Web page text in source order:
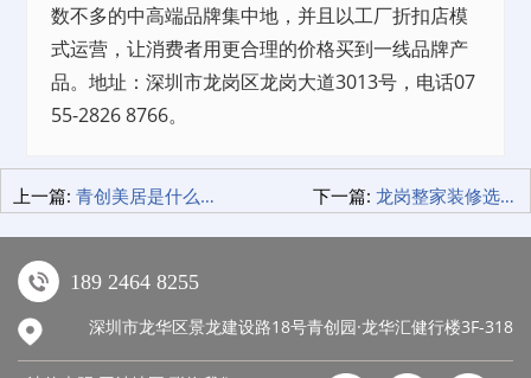
数不多的中高端品牌集中地，并且以工厂折扣店模
式运营，让消费者用更合理的价格买到一线品牌产
品。地址：深圳市龙岗区龙岗大道3013号，电话07
55-2826 8766。
上一篇: 青创美居是什么？深圳龙岗4万㎡家居建材Mall，慕思芝华仕等品牌工厂折扣店 下一篇: 龙岗整家装修选购去哪里？青创美居一站式家居Mall推荐
189 2464 8255
深圳市龙华区景龙建设路18号青创园·龙华汇健行楼3F-318